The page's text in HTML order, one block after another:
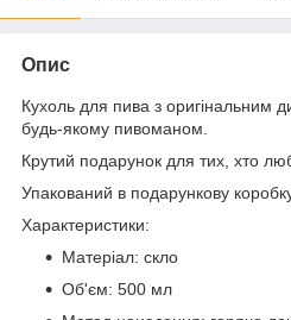
Опис
Кухоль для пива з оригінальним
будь-якому пивоманом.
Крутий подарунок для тих, хто
Упакований в подарункову
Характеристики:
Матеріал: скло
Об'єм: 500 мл